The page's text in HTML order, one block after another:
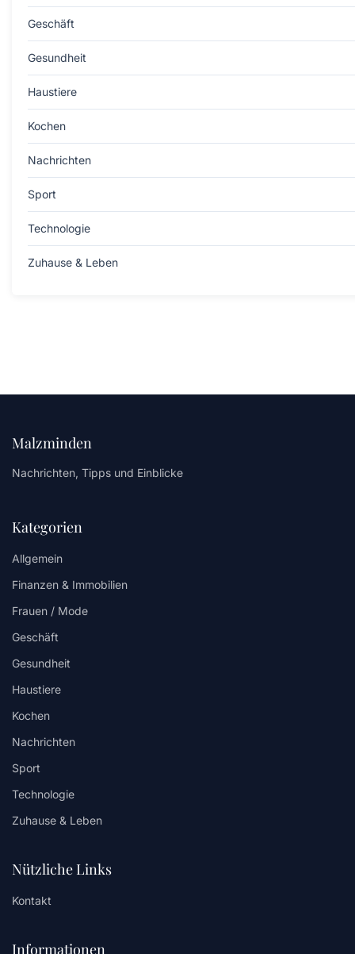
Geschäft
Gesundheit
Haustiere
Kochen
Nachrichten
Sport
Technologie
Zuhause & Leben
Malzminden
Nachrichten, Tipps und Einblicke
Kategorien
Allgemein
Finanzen & Immobilien
Frauen / Mode
Geschäft
Gesundheit
Haustiere
Kochen
Nachrichten
Sport
Technologie
Zuhause & Leben
Nützliche Links
Kontakt
Informationen